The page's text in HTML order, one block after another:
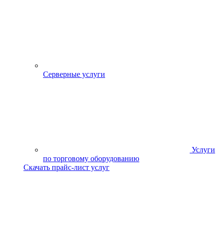
Серверные услуги
Услуги
по торговому оборудованию
Скачать прайс-лист услуг